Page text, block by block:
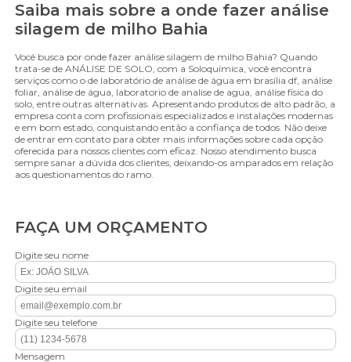
Saiba mais sobre a onde fazer análise
silagem de milho Bahia
Você busca por onde fazer análise silagem de milho Bahia? Quando
trata-se de ANÁLISE DE SOLO, com a Soloquímica, você encontra
serviços como o de laboratório de análise de água em brasília df, análise
foliar, análise de água, laboratorio de analise de agua, análise física do
solo, entre outras alternativas. Apresentando produtos de alto padrão, a
empresa conta com profissionais especializados e instalações modernas
e em bom estado, conquistando então a confiança de todos. Não deixe
de entrar em contato para obter mais informações sobre cada opção
oferecida para nossos clientes com eficaz. Nosso atendimento busca
sempre sanar a dúvida dos clientes, deixando-os amparados em relação
aos questionamentos do ramo.
FAÇA UM ORÇAMENTO
Digite seu nome
Digite seu email
Digite seu telefone
Mensagem